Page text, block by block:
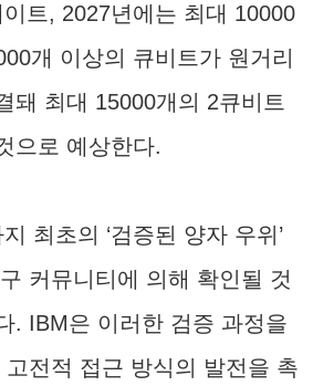
트, 2027년에는 최대 10000
개 이상의 큐비트가 원거리
돼 최대 15000개의 2큐비트
으로 예상한다.
최초의 ‘검증된 양자 우위’
커뮤니티에 의해 확인될 것
. IBM은 이러한 검증 과정을
전적 접근 방식의 발전을 촉